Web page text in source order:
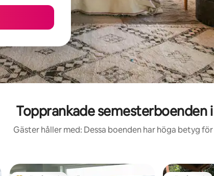
Topprankade semesterboenden
Gäster håller med: Dessa boenden har höga betyg